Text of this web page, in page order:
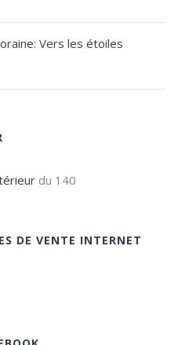
Vers les étoiles
du 140
DE VENTE INTERNET